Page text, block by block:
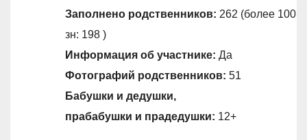
Заполнено родственников: 262 (более 100
зн: 198 )
Информация об участнике: Да
Фотографий родственников: 51
Бабушки и дедушки,
прабабушки и прадедушки: 12+